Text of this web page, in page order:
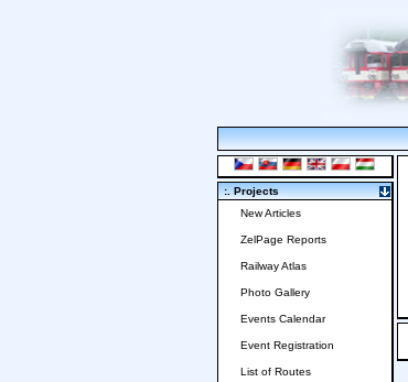
:. Projects
New Articles
ZelPage Reports
Railway Atlas
Photo Gallery
Events Calendar
Event Registration
List of Routes